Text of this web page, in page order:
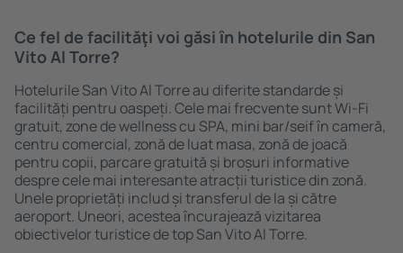
Ce fel de facilităţi voi găsi ȋn hotelurile din San
Vito Al Torre?
Hotelurile San Vito Al Torre au diferite standarde și
facilități pentru oaspeți. Cele mai frecvente sunt Wi-Fi
gratuit, zone de wellness cu SPA, mini bar/seif în cameră,
centru comercial, zonă de luat masa, zonă de joacă
pentru copii, parcare gratuită și broșuri informative
despre cele mai interesante atracții turistice din zonă.
Unele proprietăți includ și transferul de la și către
aeroport. Uneori, acestea încurajează vizitarea
obiectivelor turistice de top San Vito Al Torre.